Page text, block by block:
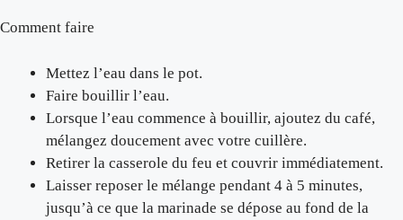
Comment faire
Mettez l’eau dans le pot.
Faire bouillir l’eau.
Lorsque l’eau commence à bouillir, ajoutez du café,
mélangez doucement avec votre cuillère.
Retirer la casserole du feu et couvrir immédiatement.
Laisser reposer le mélange pendant 4 à 5 minutes,
jusqu’à ce que la marinade se dépose au fond de la